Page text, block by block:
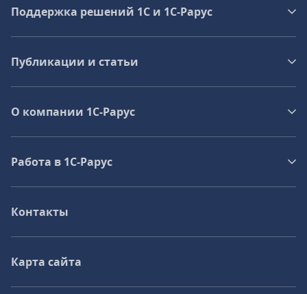
Поддержка решений 1С и 1С‑Рарус
Публикации и статьи
О компании 1C-Рарус
Работа в 1С‑Рарус
Контакты
Карта сайта